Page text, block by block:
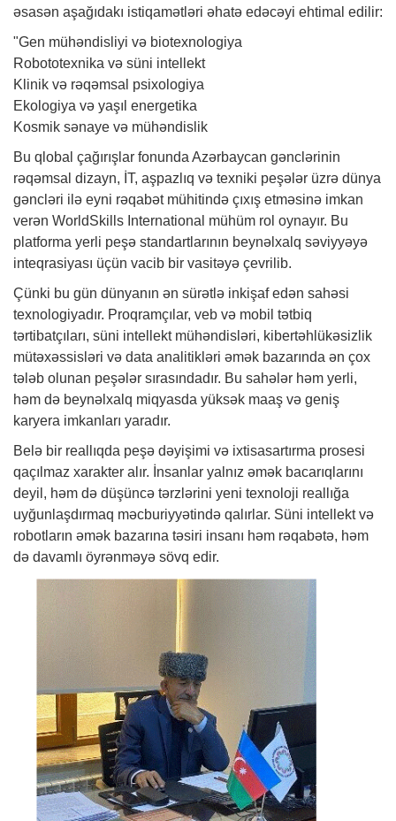
əsasən aşağıdakı istiqamətləri əhatə edəcəyi ehtimal edilir:
"Gen mühəndisliyi və biotexnologiya
Robototexnika və süni intellekt
Klinik və rəqəmsal psixologiya
Ekologiya və yaşıl energetika
Kosmik sənaye və mühəndislik
Bu qlobal çağırışlar fonunda Azərbaycan gənclərinin
rəqəmsal dizayn, İT, aşpazlıq və texniki peşələr üzrə dünya
gəncləri ilə eyni rəqabət mühitində çıxış etməsinə imkan
verən WorldSkills International mühüm rol oynayır. Bu
platforma yerli peşə standartlarının beynəlxalq səviyyəyə
inteqrasiyası üçün vacib bir vasitəyə çevrilib.
Çünki bu gün dünyanın ən sürətlə inkişaf edən sahəsi
texnologiyadır. Proqramçılar, veb və mobil tətbiq
tərtibatçıları, süni intellekt mühəndisləri, kibertəhlükəsizlik
mütəxəssisləri və data analitikləri əmək bazarında ən çox
tələb olunan peşələr sırasındadır. Bu sahələr həm yerli,
həm də beynəlxalq miqyasda yüksək maaş və geniş
karyera imkanları yaradır.
Belə bir reallıqda peşə dəyişimi və ixtisasartırma prosesi
qaçılmaz xarakter alır. İnsanlar yalnız əmək bacarıqlarını
deyil, həm də düşüncə tərzlərini yeni texnoloji reallığa
uyğunlaşdırmaq məcburiyyətində qalırlar. Süni intellekt və
robotların əmək bazarına təsiri insanı həm rəqabətə, həm
də davamlı öyrənməyə sövq edir.